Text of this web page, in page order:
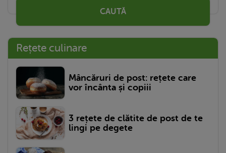
CAUTĂ
Rețete culinare
Mâncăruri de post: rețete care
vor încânta și copiii
3 rețete de clătite de post de te
lingi pe degete